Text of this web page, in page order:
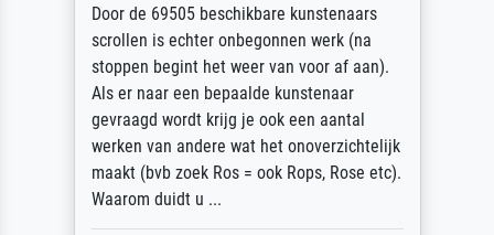
Door de 69505 beschikbare kunstenaars
scrollen is echter onbegonnen werk (na
stoppen begint het weer van voor af aan).
Als er naar een bepaalde kunstenaar
gevraagd wordt krijg je ook een aantal
werken van andere wat het onoverzichtelijk
maakt (bvb zoek Ros = ook Rops, Rose etc).
Waarom duidt u ...